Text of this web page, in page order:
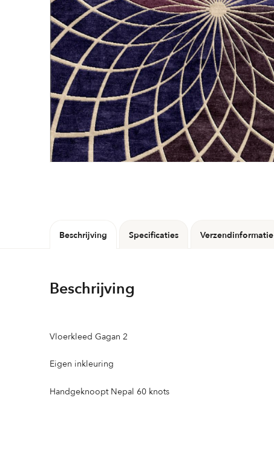
Beschrijving Specificaties Verzendinformatie
Beschrijving
Vloerkleed Gagan 2
Eigen inkleuring
Handgeknoopt Nepal 60 knots